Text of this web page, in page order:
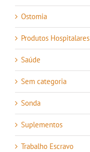
Ostomia
Produtos Hospitalares
Saúde
Sem categoria
Sonda
Suplementos
Trabalho Escravo